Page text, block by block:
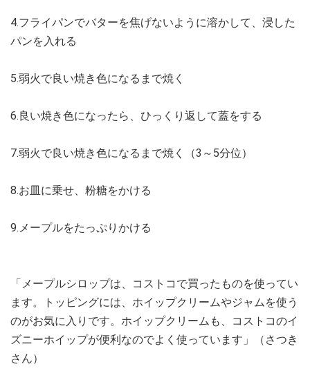
4.フライパンでバターを焦げないように溶かして、浸した
パンを入れる
5.弱火で良い焼き色になるまで焼く
6.良い焼き色になったら、ひっくり返して蓋をする
7.弱火で良い焼き色になるまで焼く（3～5分位）
8.お皿に乗せ、粉糖をかける
9.メープルをたっぷりかける
「メープルシロップは、コストコで買ったものを使ってい
ます。トッピングには、ホイップクリームやジャムを使う
のがお気に入りです。ホイップクリームも、コストコのイ
ズニーホイップが便利なのでよく使っています」（さつき
さん）